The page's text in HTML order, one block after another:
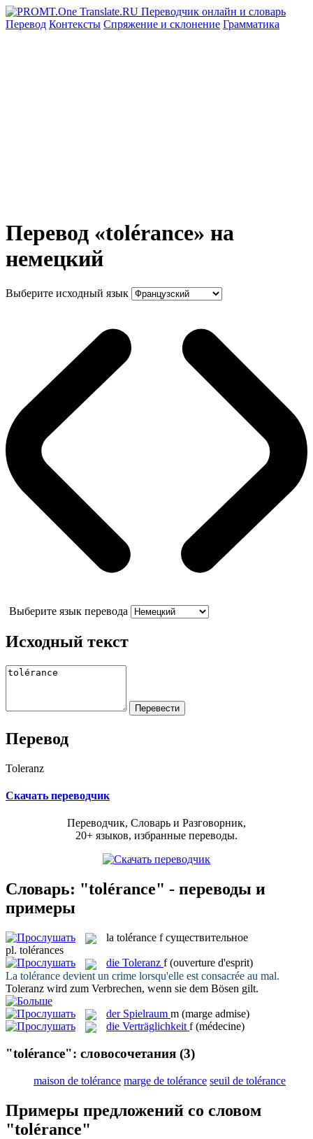
Перевод Контексты Спряжение и склонение Грамматика
Перевод «tolérance» на
немецкий
Выберите исходный язык
Выберите язык перевода
Исходный текст
Перевод
Toleranz
Скачать переводчик
Переводчик, Словарь и Разговорник,
20+ языков, избранные переводы.
Словарь: "tolérance" - переводы и
примеры
la tolérance f существительное
pl. tolérances
die Toleranz f (ouverture d'esprit)
La tolérance devient un crime lorsqu'elle est consacrée au mal.
Toleranz wird zum Verbrechen, wenn sie dem Bösen gilt.
der Spielraum m (marge admise)
die Verträglichkeit f (médecine)
"tolérance": словосочетания (3)
maison de tolérance marge de tolérance seuil de tolérance
Примеры предложений со словом
"tolérance"